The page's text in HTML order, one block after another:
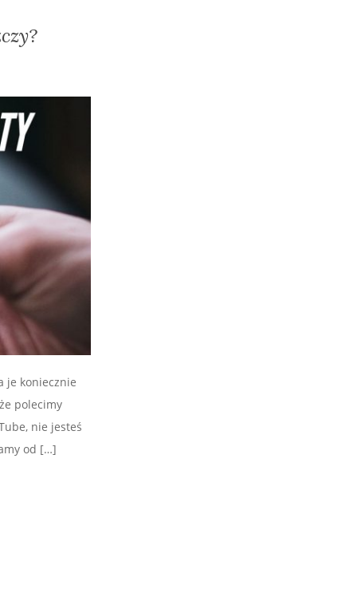
je koniecznie
polecimy
nie jesteś
od […]